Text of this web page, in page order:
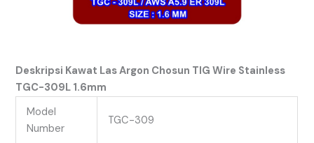
Deskripsi Kawat Las Argon Chosun TIG Wire Stainless
TGC-309L 1.6mm
Model
Number
TGC-309